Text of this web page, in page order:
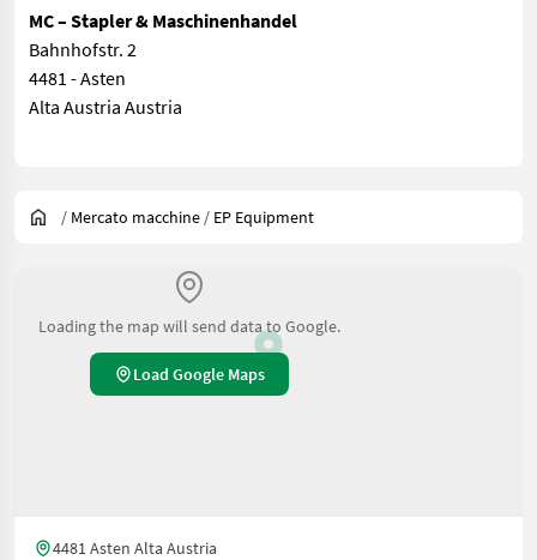
MC – Stapler & Maschinenhandel
Bahnhofstr. 2
4481 - Asten
Alta Austria Austria
/ Mercato macchine / EP Equipment
Loading the map will send data to Google.
Load Google Maps
4481 Asten Alta Austria